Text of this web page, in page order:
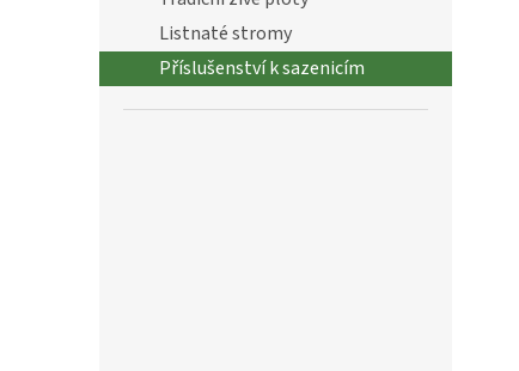
Listnaté stromy
Příslušenství k sazenicím